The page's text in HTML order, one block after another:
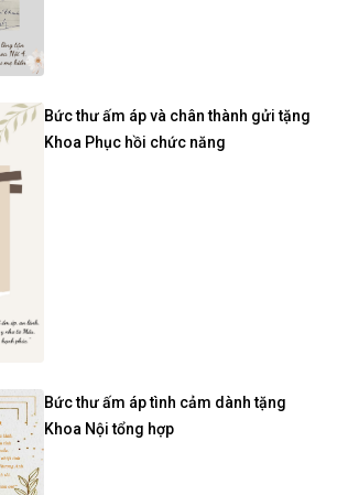
Bức thư ấm áp và chân thành gửi tặng
Khoa Phục hồi chức năng
Bức thư ấm áp tình cảm dành tặng
Khoa Nội tổng hợp